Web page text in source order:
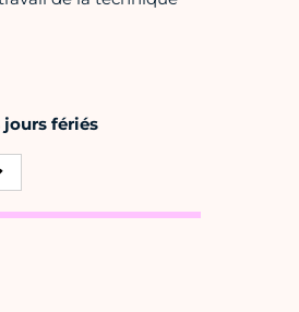
jours fériés